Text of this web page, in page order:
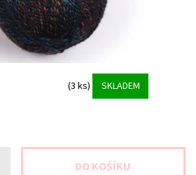
(3 ks) SKLADEM